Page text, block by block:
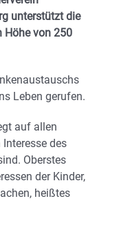
unterstützt die
Höhe von 250
Leben gerufen.
auf allen
des
Oberstes
der Kinder,
heißtes